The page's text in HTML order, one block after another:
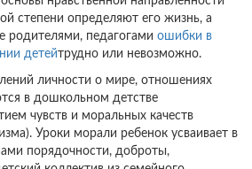
степени определяют его жизнь, а
родителями, педагогами ошибки в
детейтрудно или невозможно.
личности о мире, отношениях
в дошкольном детстве
чувств и моральных качеств
Уроки морали ребенок усваивает в
порядочности, доброты,